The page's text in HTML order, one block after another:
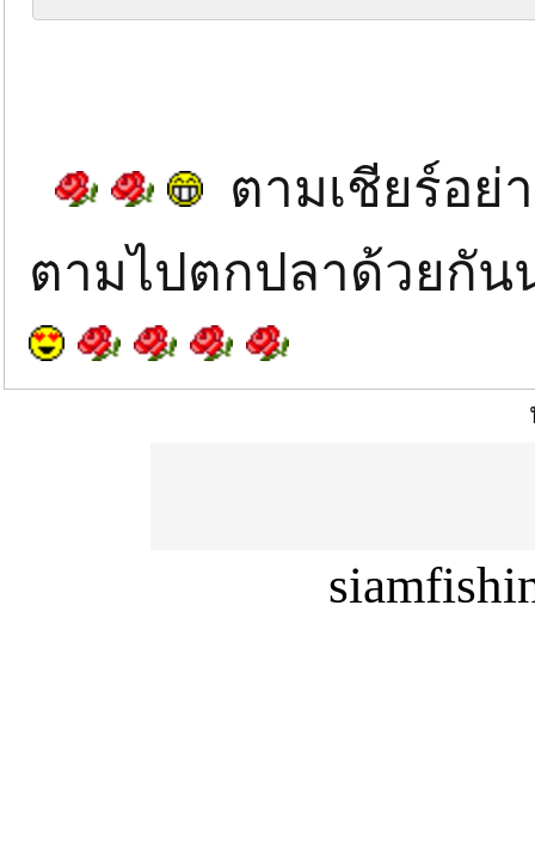
ตามเชียร์อย่
ตามไปตกปลาด้วยกั